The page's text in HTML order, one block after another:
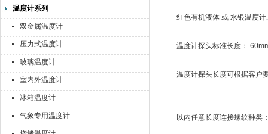
温度计系列
双金属温度计
压力式温度计
玻璃温度计
室内外温度计
冰箱温度计
气象专用温度计
红色有机液体 或 水银温度计
温度计探头标准长度： 60mm
温度计探头长度可根据客户
以内任意长度连接螺纹种类：